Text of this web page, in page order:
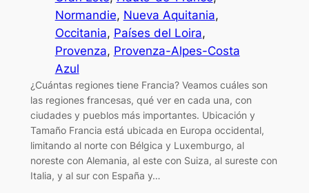
Normandie, Nueva Aquitania
Occitania, Países del Loira
Provenza, Provenza-Alpes-Costa
Azul
¿Cuántas regiones tiene Francia? Veamos cuáles son
las regiones francesas, qué ver en cada una, con
ciudades y pueblos más importantes. Ubicación y
Tamaño Francia está ubicada en Europa occidental,
limitando al norte con Bélgica y Luxemburgo, al
noreste con Alemania, al este con Suiza, al sureste con
Italia, y al sur con España y…